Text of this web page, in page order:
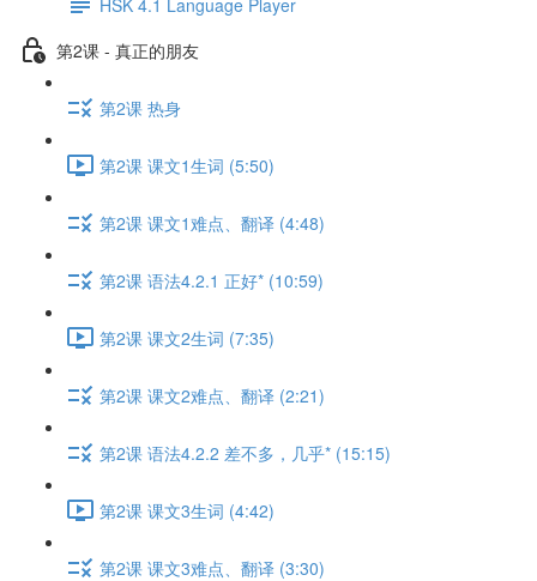
第2课 - 真正的朋友
第2课 热身
第2课 课文1生词 (5:50)
第2课 课文1难点、翻译 (4:48)
第2课 语法4.2.1 正好* (10:59)
第2课 课文2生词 (7:35)
第2课 课文2难点、翻译 (2:21)
第2课 语法4.2.2 差不多，几乎* (15:15)
第2课 课文3生词 (4:42)
第2课 课文3难点、翻译 (3:30)